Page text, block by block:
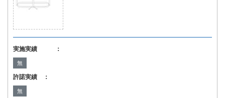
実施実績 ：
無
許諾実績 ：
無